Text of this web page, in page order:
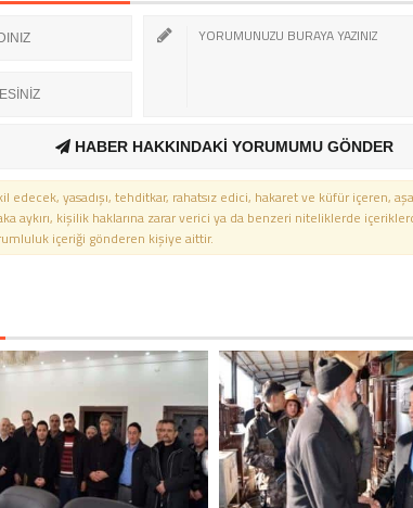
HABER HAKKINDAKİ YORUMUMU GÖNDER
edecek, yasadışı, tehditkar, rahatsız edici, hakaret ve küfür içeren,
aykırı, kişilik haklarına zarar verici ya da benzeri niteliklerde
içeriği gönderen kişiye aittir.